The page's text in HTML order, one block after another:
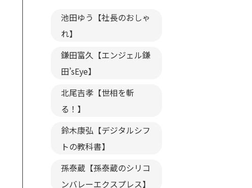
池田ゆう【社長のおしゃ
れ】
鎌田富久【エンジェル鎌
田’sEye】
北尾吉孝【世相を斬
る！】
鈴木康弘【デジタルシフ
トの教科書】
孫泰蔵【孫泰蔵のシリコ
ンバレーエクスプレス】